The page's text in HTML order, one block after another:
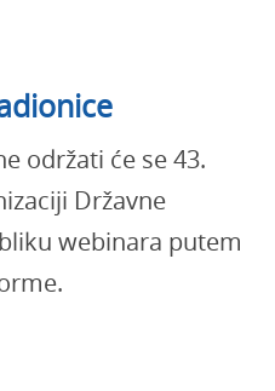
održati će se 43.
Državne
webinara putem